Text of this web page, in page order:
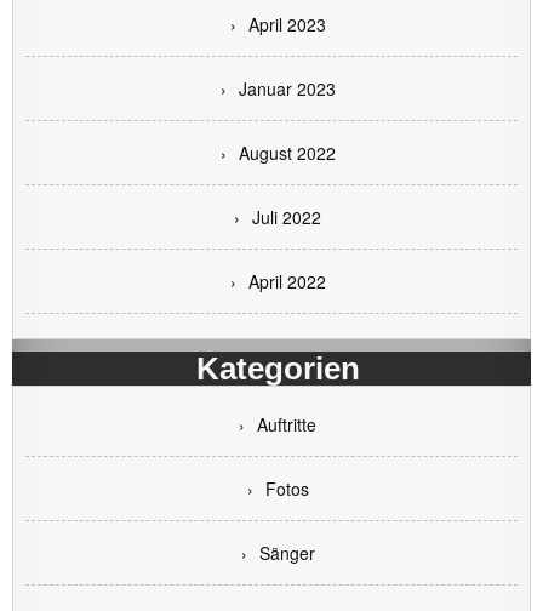
April 2023
Januar 2023
August 2022
Juli 2022
April 2022
Kategorien
Auftritte
Fotos
Sänger